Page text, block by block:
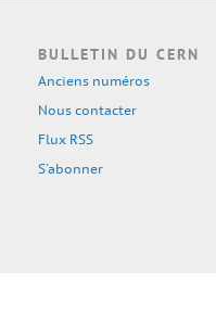
BULLETIN DU CERN
Anciens numéros
Nous contacter
Flux RSS
S'abonner